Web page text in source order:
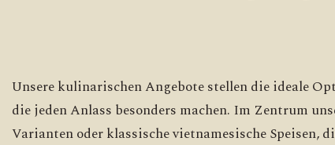
Unsere kulinarischen Angebote stellen die ideale
die jeden Anlass besonders machen. Im Zentrum
Varianten oder klassische vietnamesische Speisen,